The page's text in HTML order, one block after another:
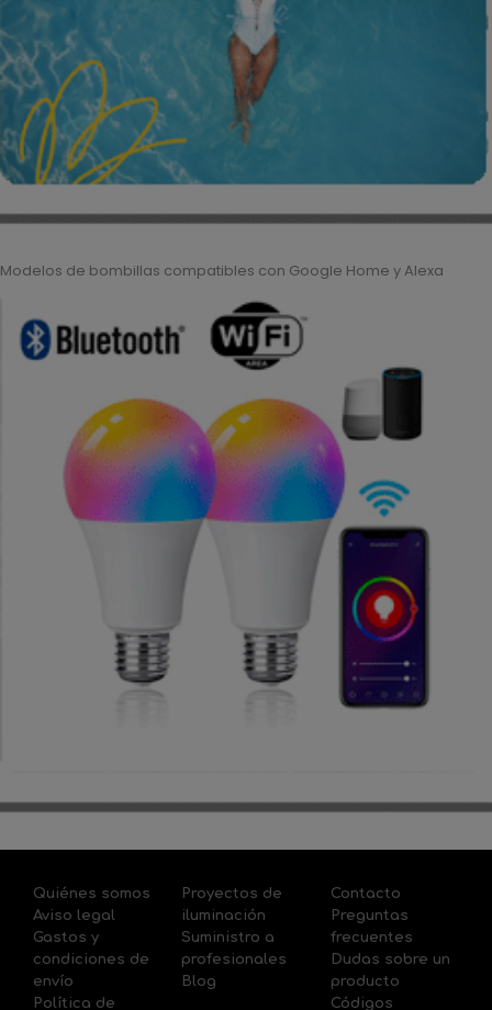
Modelos de bombillas compatibles con Google Home y Alexa
Quiénes somos
Aviso legal
Gastos y
condiciones de
envío
Política de
Proyectos de
iluminación
Suministro a
profesionales
Blog
Contacto
Preguntas
frecuentes
Dudas sobre un
producto
Códigos